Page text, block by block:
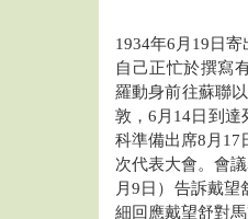
1934年6月19日
自己正忙於撰寫
羅動身前往蘇聯
敦，6月14日到達
科準備出席8月17
次代表大會。會
月9日）告訴戴
細回應戴望舒對馬